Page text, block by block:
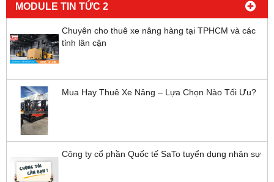
MODULE TIN TỨC 2
Chuyên cho thuê xe nâng hàng tại TPHCM và các
tỉnh lân cận
Mua Hay Thuê Xe Nâng – Lựa Chọn Nào Tối Ưu?
Công ty cổ phần Quốc tế SaTo tuyển dụng nhân sự